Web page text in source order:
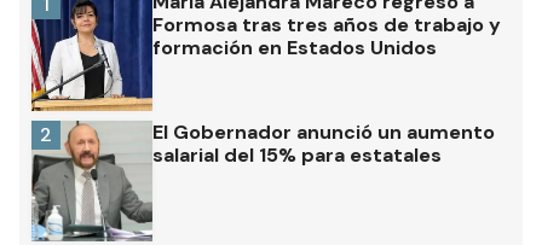
Formosa tras tres años de trabajo y
formación en Estados Unidos
El Gobernador anunció un aumento
salarial del 15% para estatales
2